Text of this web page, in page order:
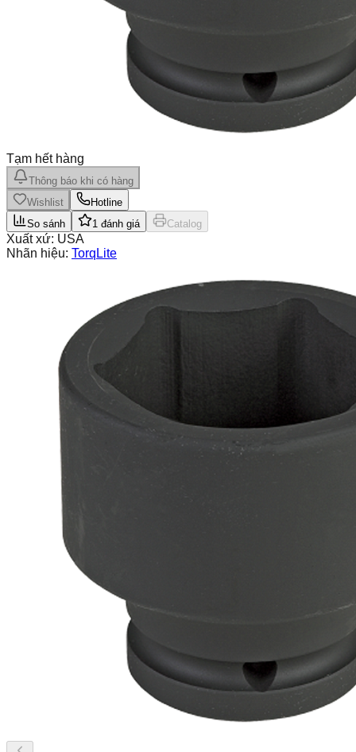
Tạm hết hàng
Thông báo khi có hàng
Wishlist
Hotline
So sánh
1 đánh giá Catalog
Xuất xứ: USA
Nhãn hiệu: TorqLite